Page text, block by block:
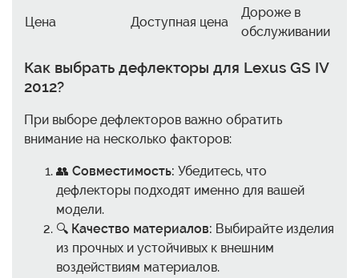
Цена Доступная цена
Дороже в
обслуживании
Как выбрать дефлекторы для Lexus GS IV
2012?
При выборе дефлекторов важно обратить
внимание на несколько факторов:
👥 Совместимость: Убедитесь, что
дефлекторы подходят именно для вашей
модели.
🔍 Качество материалов: Выбирайте изделия
из прочных и устойчивых к внешним
воздействиям материалов.